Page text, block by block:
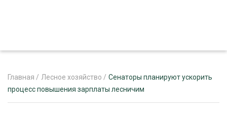
Главная / Лесное хозяйство / Сенаторы планируют ускорить
процесс повышения зарплаты лесничим